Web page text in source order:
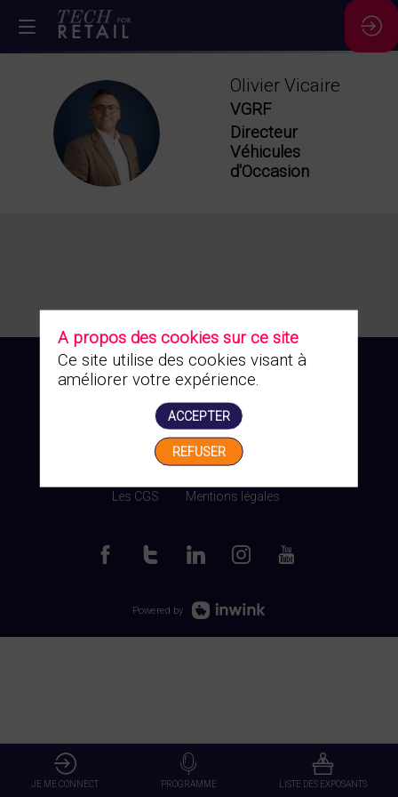
OV
Olivier Vicaire
VGRF
Directeur
Véhicules
d'Occasion
Gérer mes cookies
Les CGS Mentions légales
Powered by
JE ME CONNECT PROGRAMME LISTE DES EXPOSANTS
A propos des cookies sur ce site
Ce site utilise des cookies visant à
améliorer votre expérience.
ACCEPTER
REFUSER